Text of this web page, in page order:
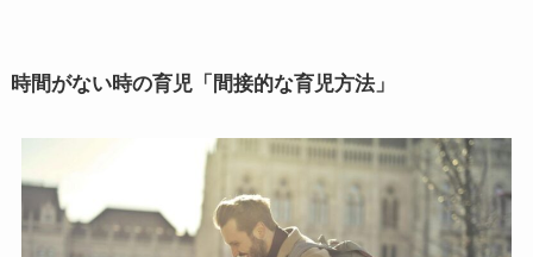
時間がない時の育児「間接的な育児方法」